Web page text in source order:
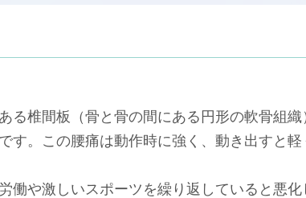
る椎間板（骨と骨の間にある円形の軟骨組織
す。この腰痛は動作時に強く、動き出すと軽
働や激しいスポーツを繰り返していると悪化